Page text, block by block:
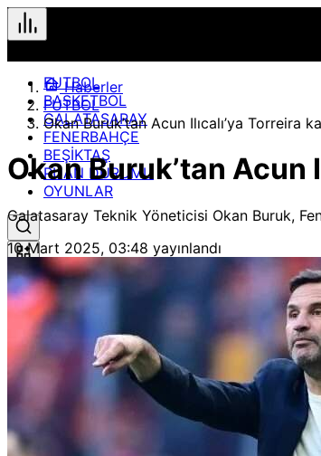
FUTBOL
BASKETBOL
GALATASARAY
FENERBAHÇE
BEŞİKTAŞ
PUAN DURUMU
OYUNLAR
Hızlı Erişim
Spor
Maç Merkezi
Geçmiş veya gelecek maçları yakından takip
Puan Durumları
Liglerde son görünüm!
Haberler
FUTBOL
Okan Buruk’tan Acun Ilıcalı’ya Torreira
Okan Buruk’tan Acun
Galatasaray Teknik Yöneticisi Okan Buruk,
10 Mart 2025, 03:48 yayınlandı